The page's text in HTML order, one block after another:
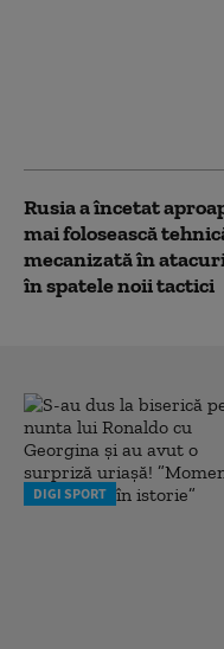
Rusia a încetat
mai folosească
mecanizată în
în spatele noii tactici
DIGI SPORT